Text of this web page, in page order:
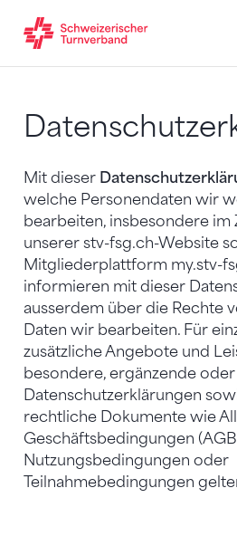
Mit dieser
welche Personendaten wir
bearbeiten, insbesondere im
unserer stv-fsg.ch-Website
Mitgliederplattform my.stv-
informieren mit dieser
ausserdem über die Rechte
Daten wir bearbeiten. Für
zusätzliche Angebote und
besondere, ergänzende
Datenschutzerklärungen
rechtliche Dokumente wie
Geschäftsbedingungen
Nutzungsbedingungen oder
Teilnahmebedingungen